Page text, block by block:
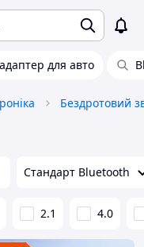
для авто
Бездротовий
Стандарт Bluetooth
2.1 4.0